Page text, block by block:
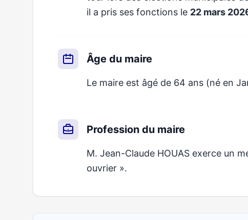
il a pris ses fonctions le 22 mars
Âge du maire
Le maire est âgé de 64 ans (né en
Profession du maire
M. Jean-Claude HOUAS exerce un
ouvrier ».